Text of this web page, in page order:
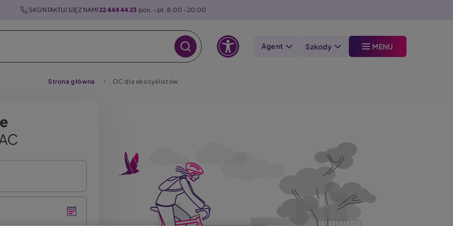
SKONTAKTUJ SIĘ Z NAMI 22 444 44 23 pon. - pt. 8:00 - 20:00
Agent Szkody MENU
Strona główna OC dla ekocyklistów